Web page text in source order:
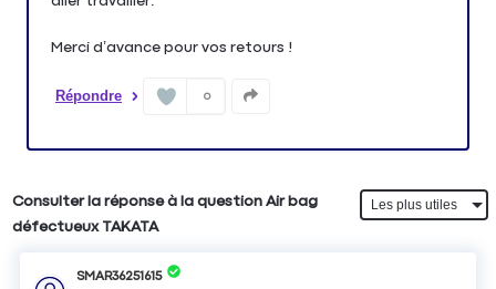
Merci d’avance pour vos retours !
Répondre 0
Consulter la réponse à la question Air bag
défectueux TAKATA
SMAR36251615